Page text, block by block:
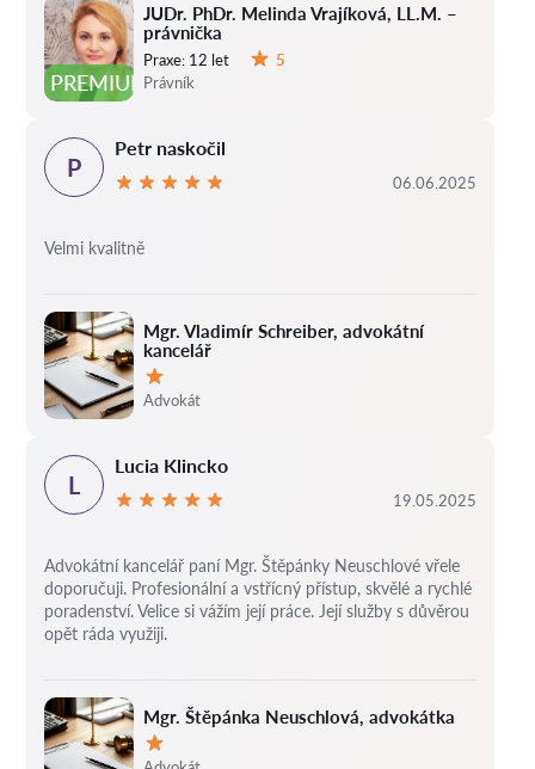
PREMIUM
JUDr. PhDr. Melinda Vrajíková, LL.M. –
právnička
Praxe: 12 let
5
Právník
Mgr. Vladimír Schreiber, advokátní
kancelář
Hodnocení:
Advokát
P
Petr naskočil
06.06.2025
Velmi kvalitně
Mgr. Štěpánka Neuschlová, advokátka
Hodnocení:
L
Lucia Klincko
19.05.2025
Advokátní kancelář paní Mgr. Štěpánky Neuschlové vřele
doporučuji. Profesionální a vstřícný přístup, skvělé a rychlé
poradenství. Velice si vážím její práce. Její služby s důvěrou
opět ráda využiji.